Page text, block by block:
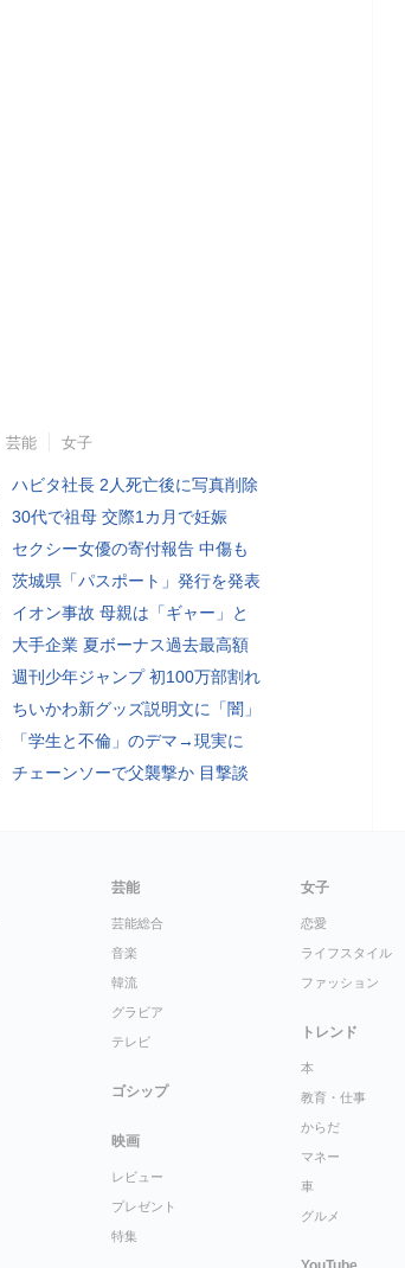
芸能 女子
ハビタ社長 2人死亡後に写真削除
30代で祖母 交際1カ月で妊娠
セクシー女優の寄付報告 中傷も
茨城県「パスポート」発行を発表
イオン事故 母親は「ギャー」と
大手企業 夏ボーナス過去最高額
週刊少年ジャンプ 初100万部割れ
ちいかわ新グッズ説明文に「闇」
「学生と不倫」のデマ→現実に
チェーンソーで父襲撃か 目撃談
芸能
芸能総合
音楽
韓流
グラビア
テレビ
ゴシップ
映画
レビュー
プレゼント
特集
女子
恋愛
ライフスタイル
ファッション
トレンド
本
教育・仕事
からだ
マネー
車
グルメ